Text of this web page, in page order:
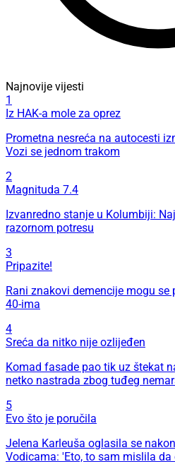
Najnovije vijesti
1
Iz HAK-a mole za oprez
Prometna nesreća na autocesti
Vozi se jednom trakom
2
Magnituda 7.4
Izvanredno stanje u Kolumbiji:
razornom potresu
3
Pripazite!
Rani znakovi demencije mogu se
40-ima
4
Sreća da nitko nije ozlijeđen
Komad fasade pao tik uz štekat
netko nastrada zbog tuđeg
5
Evo što je poručila
Jelena Karleuša oglasila se
Vodicama: 'Eto, to sam mislila da